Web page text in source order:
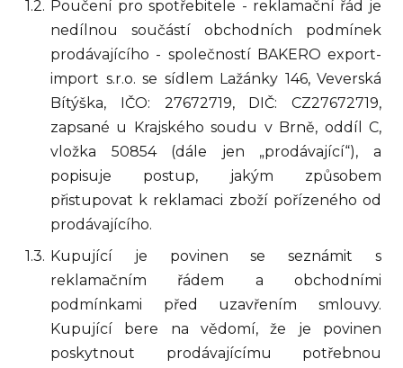
Poučení pro spotřebitele - reklamační řád je
nedílnou součástí obchodních podmínek
prodávajícího - společností BAKERO export-
import s.r.o. se sídlem Lažánky 146, Veverská
Bítýška, IČO: 27672719, DIČ: CZ27672719,
zapsané u Krajského soudu v Brně, oddíl C,
vložka 50854 (dále jen „prodávající“), a
popisuje postup, jakým způsobem
přistupovat k reklamaci zboží pořízeného od
prodávajícího.
Kupující je povinen se seznámit s
reklamačním řádem a obchodními
podmínkami před uzavřením smlouvy.
Kupující bere na vědomí, že je povinen
poskytnout prodávajícímu potřebnou